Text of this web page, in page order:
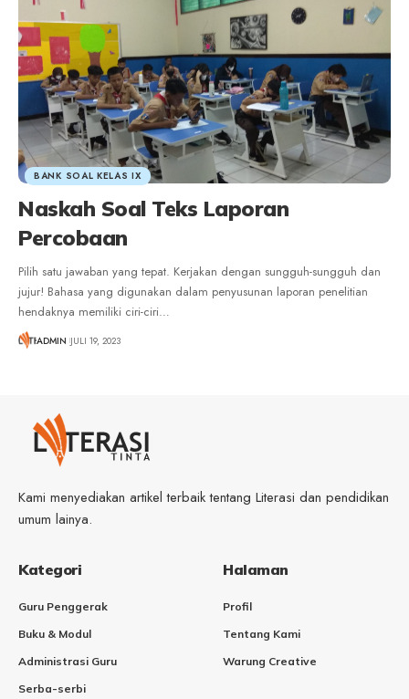
BANK SOAL KELAS IX
Naskah Soal Teks Laporan
Percobaan
Pilih satu jawaban yang tepat. Kerjakan dengan sungguh-sungguh dan
jujur! Bahasa yang digunakan dalam penyusunan laporan penelitian
hendaknya memiliki ciri-ciri…
ADMIN JULI 19, 2023
Kami menyediakan artikel terbaik tentang Literasi dan pendidikan
umum lainya.
Kategori
Guru Penggerak
Buku & Modul
Administrasi Guru
Serba-serbi
Halaman
Profil
Tentang Kami
Warung Creative